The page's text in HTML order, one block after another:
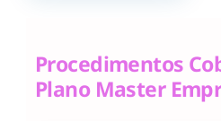
Procedimentos
Plano Master